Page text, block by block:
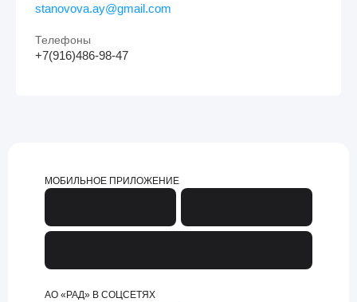
stanovova.ay@gmail.com
Телефоны
+7(916)486-98-47
МОБИЛЬНОЕ ПРИЛОЖЕНИЕ
АО «РАД» В СОЦСЕТЯХ